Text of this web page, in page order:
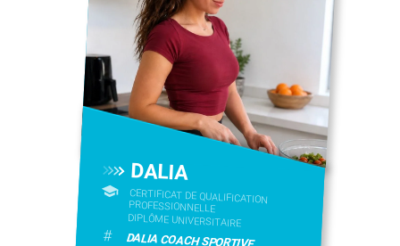
DALIA
CERTIFICAT DE QUALIFICATION
PROFESSIONNELLE
DIPLÔME UNIVERSITAIRE
# DALIA COACH SPORTIVE